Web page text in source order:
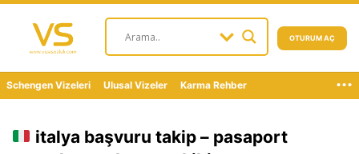
OTURUM AÇ
Schengen Vizeleri Ulusal Vizeler Karma Rehber ...
italya başvuru takip – pasaport